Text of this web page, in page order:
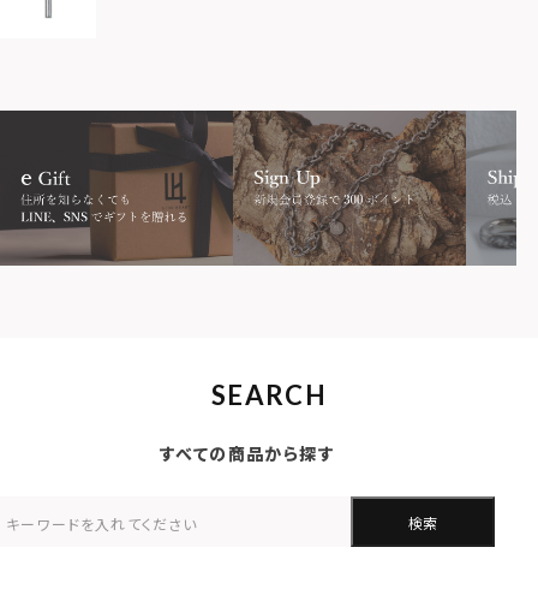
SEARCH
すべての商品から探す
検索